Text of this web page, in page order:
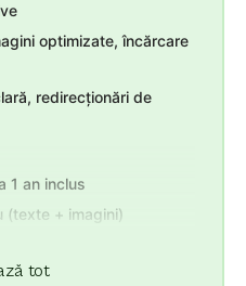
optimizate, încărcare
redirecționări de
1 an inclus
(texte + imagini)
tot